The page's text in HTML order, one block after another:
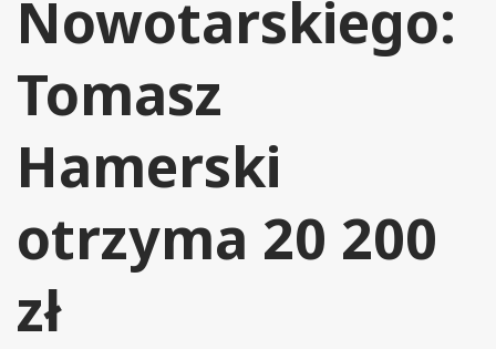
Nowotarskiego:
Tomasz
Hamerski
otrzyma 20 200
zł